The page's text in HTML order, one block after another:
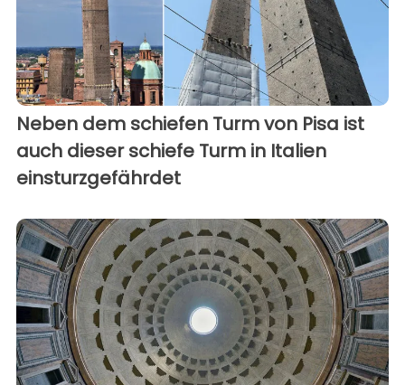
Neben dem schiefen Turm von Pisa ist
auch dieser schiefe Turm in Italien
einsturzgefährdet